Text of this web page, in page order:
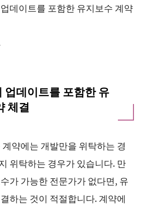
데이트를 포함한 유지보수 계약
업데이트를 포함한 유
체결
약에는 개발만을 위탁하는 경
위탁하는 경우가 있습니다. 만
가 가능한 전문가가 없다면, 유
하는 것이 적절합니다. 계약에